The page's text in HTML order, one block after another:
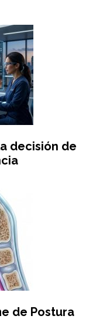
decisión de
de Postura